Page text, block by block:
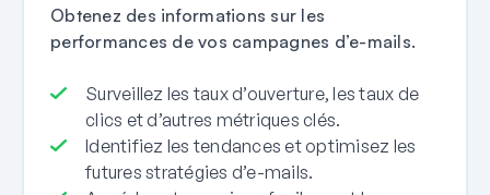
Obtenez des informations sur les
performances de vos campagnes d’e-mails.
Surveillez les taux d’ouverture, les taux de
clics et d’autres métriques clés.
Identifiez les tendances et optimisez les
futures stratégies d’e-mails.